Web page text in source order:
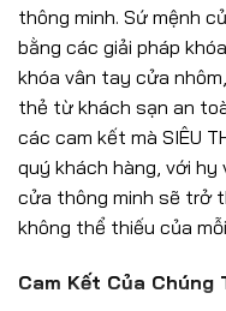
thông minh. Sứ mệnh
bằng các giải pháp
khóa vân tay cửa
thẻ từ khách sạn an
các cam kết mà SIÊU
quý khách hàng, với hy
cửa thông minh sẽ trở
không thể thiếu của
Cam Kết Của Chúng